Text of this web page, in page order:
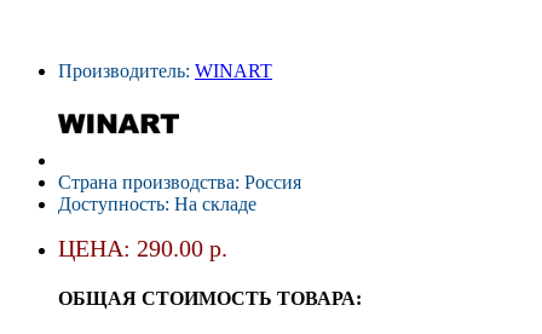
Производитель: WINART
Страна производства: Россия
Доступность: На складе
ЦЕНА: 290.00 р.
ОБЩАЯ СТОИМОСТЬ ТОВАРА: